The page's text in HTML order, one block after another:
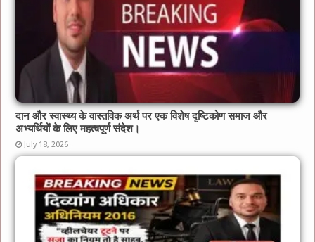
दान और स्वास्थ्य के वास्तविक अर्थ पर एक विशेष दृष्टिकोण समाज और
अभ्यर्थियों के लिए महत्वपूर्ण संदेश।
July 18, 2026